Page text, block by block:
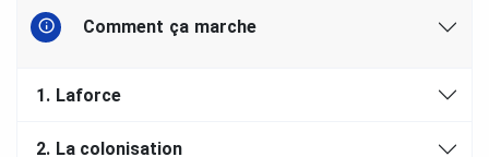
Comment ça marche
1. Laforce
2. La colonisation